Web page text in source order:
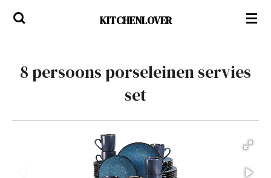
Ga
hoofdinhoud
KITCHENLOVER
8 persoons porseleinen servies
set